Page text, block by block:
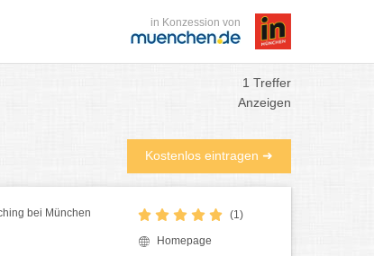
in Konzession von
1 Treffer
Anzeigen
Kostenlos eintragen ➜
bei München (1)
Homepage